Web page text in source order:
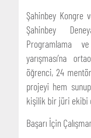
Şahinbey Kongre
Şahinbey
Programlama
yarışması’na
öğrenci, 24
projeyi hem
kişilik bir jüri ekibi
Başarı İçin